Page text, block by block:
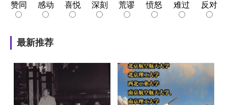
赞同 感动 喜悦 深刻 荒谬 愤怒 难过 反对
最新推荐